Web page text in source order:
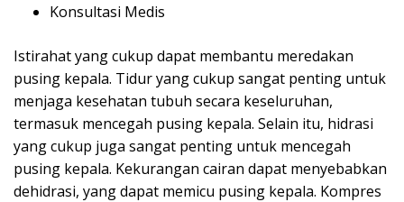
Konsultasi Medis
Istirahat yang cukup dapat membantu meredakan
pusing kepala. Tidur yang cukup sangat penting untuk
menjaga kesehatan tubuh secara keseluruhan,
termasuk mencegah pusing kepala. Selain itu, hidrasi
yang cukup juga sangat penting untuk mencegah
pusing kepala. Kekurangan cairan dapat menyebabkan
dehidrasi, yang dapat memicu pusing kepala. Kompres